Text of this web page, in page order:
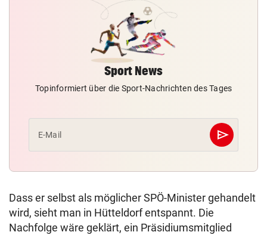
Sport News
Topinformiert über die Sport-Nachrichten des Tages
E-Mail send
Abschicken
Dass er selbst als möglicher SPÖ-Minister gehandelt
wird, sieht man in Hütteldorf entspannt. Die
Nachfolge wäre geklärt, ein Präsidiumsmitglied